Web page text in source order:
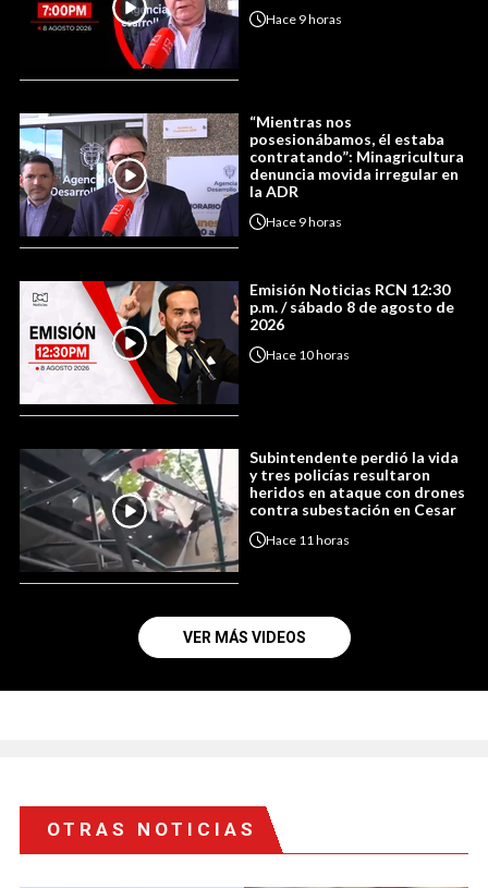
Hace 9 horas
“Mientras nos
posesionábamos, él estaba
contratando”: Minagricultura
denuncia movida irregular en
la ADR
Hace 9 horas
Emisión Noticias RCN 12:30
p.m. / sábado 8 de agosto de
2026
Hace 10 horas
Subintendente perdió la vida
y tres policías resultaron
heridos en ataque con drones
contra subestación en Cesar
Hace 11 horas
VER MÁS VIDEOS
OTRAS NOTICIAS